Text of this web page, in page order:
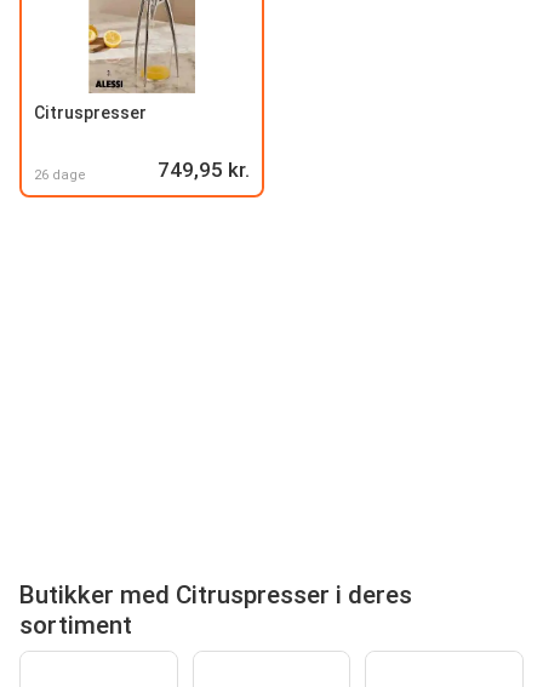
Citruspresser
26 dage 749,95 kr.
Butikker med Citruspresser i deres
sortiment